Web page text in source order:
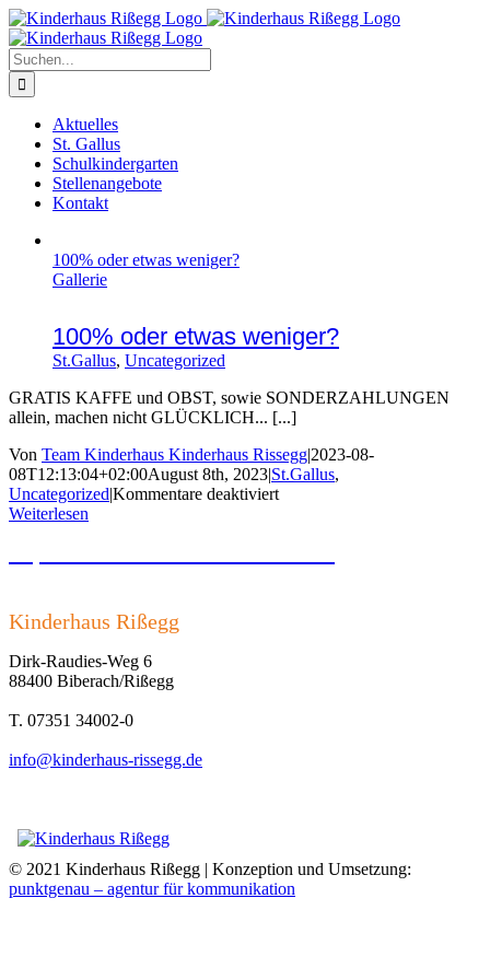
Zum
Inhalt
springen
Suche
nach:
Aktuelles
St. Gallus
Schulkindergarten
Stellenangebote
Kontakt
100% oder etwas weniger?
Gallerie
100% oder etwas weniger?
St.Gallus, Uncategorized
GRATIS KAFFE und OBST, sowie SONDERZAHLUNGEN
allein, machen nicht GLÜCKLICH... [...]
Von Team Kinderhaus Kinderhaus Rissegg|2023-08-
08T12:13:04+02:00August 8th, 2023|St.Gallus,
Uncategorized|Kommentare deaktiviertfür
Weiterlesen
Kinderhaus Rißegg
Dirk-Raudies-Weg 6
88400 Biberach/Rißegg
T. 07351 34002-0
info@kinderhaus-rissegg.de
© 2021 Kinderhaus Rißegg | Konzeption und Umsetzung:
punktgenau – agentur für kommunikation